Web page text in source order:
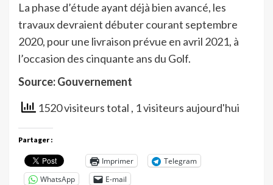
La phase d’étude ayant déjà bien avancé, les
travaux devraient débuter courant septembre
2020, pour une livraison prévue en avril 2021, à
l’occasion des cinquante ans du Golf.
Source: Gouvernement
1520 visiteurs total , 1 visiteurs aujourd'hui
Partager :
Imprimer
Telegram
WhatsApp
E-mail